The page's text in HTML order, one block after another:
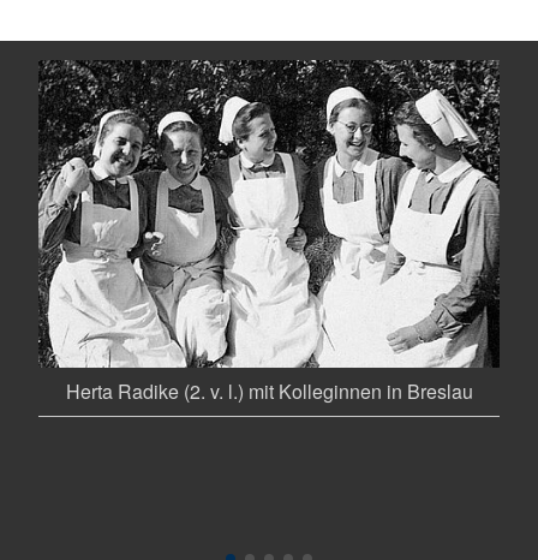
Herta Radike (2. v. l.) mit Kolleginnen in Breslau